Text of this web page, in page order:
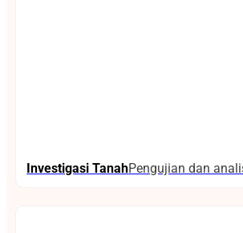
Investigasi TanahPengujian dan